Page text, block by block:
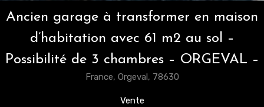
Ancien garage à transformer en maison
d’habitation avec 61 m2 au sol –
Possibilité de 3 chambres – ORGEVAL –
France, Orgeval, 78630
Vente